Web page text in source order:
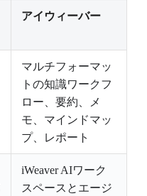
アイウィーバー
マルチフォーマッ
トの知識ワークフ
ロー、要約、メ
モ、マインドマッ
プ、レポート
iWeaver AIワーク
スペースとエージ